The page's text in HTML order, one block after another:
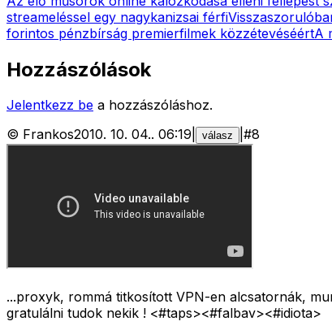
streameléssel egy nagykanizsai férfi
forintos pénzbírság premierfilmek közzétevéséértA
Hozzászólások
Jelentkezz be a hozzászóláshoz.
© Frankos2010. 10. 04.. 06:19 válasz #8
...proxyk, rommá titkosított VPN-en alcsatornák,
gratulálni tudok nekik ! <#taps><#falbav><#idiota>